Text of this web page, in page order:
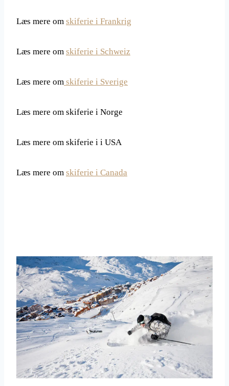
Læs mere om skiferie i Frankrig
Læs mere om skiferie i Schweiz
Læs mere om skiferie i Sverige
Læs mere om skiferie i Norge
Læs mere om skiferie i i USA
Læs mere om skiferie i Canada